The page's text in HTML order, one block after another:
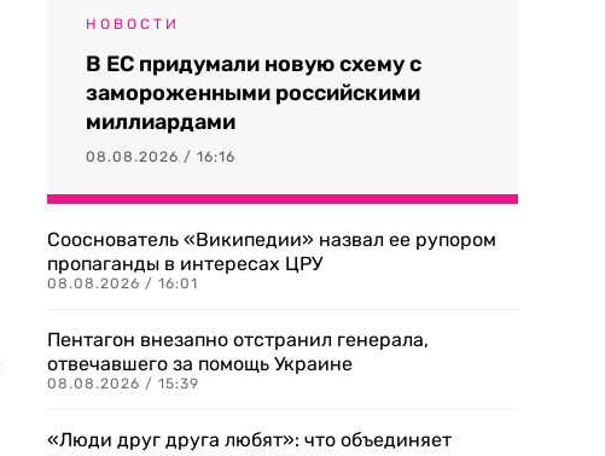
НОВОСТИ
В ЕС придумали новую схему с
замороженными российскими
миллиардами
08.08.2026 / 16:16
Сооснователь «Википедии» назвал ее рупором
пропаганды в интересах ЦРУ
08.08.2026 / 16:01
Пентагон внезапно отстранил генерала,
отвечавшего за помощь Украине
08.08.2026 / 15:39
«Люди друг друга любят»: что объединяет